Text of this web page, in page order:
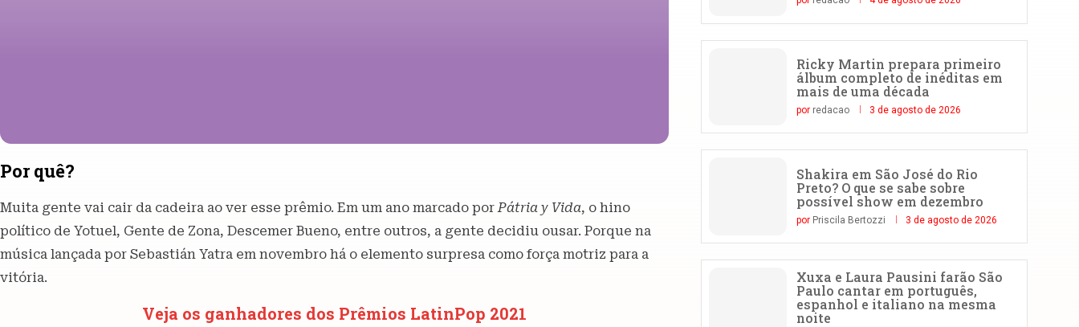
Por quê?
Muita gente vai cair da cadeira ao ver esse prêmio. Em um ano marcado porPátria y Vida, o hino
político de Yotuel, Gente de Zona, Descemer Bueno, entre outros, a gente decidiu ousar. Porque na
música lançada por Sebastián Yatra em novembro há o elemento surpresa como força motriz para a
vitória.
Veja os ganhadores dos Prêmios LatinPop 2021
Ricky Martin prepara primeiro
álbum completo de inéditas em
mais de uma década
por redacao 3 de agosto de 2026
Shakira em São José do Rio
Preto? O que se sabe sobre
possível show em dezembro
por Priscila Bertozzi 3 de agosto de 2026
Xuxa e Laura Pausini farão São
Paulo cantar em português,
espanhol e italiano na mesma
noite